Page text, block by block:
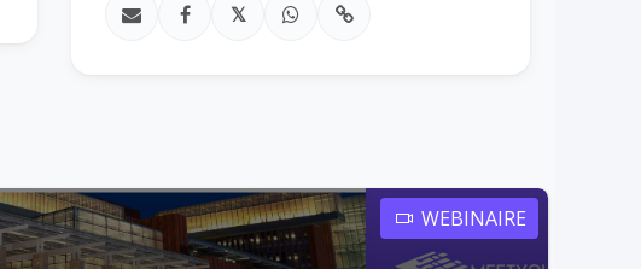
𝕏
WEBINAIRE